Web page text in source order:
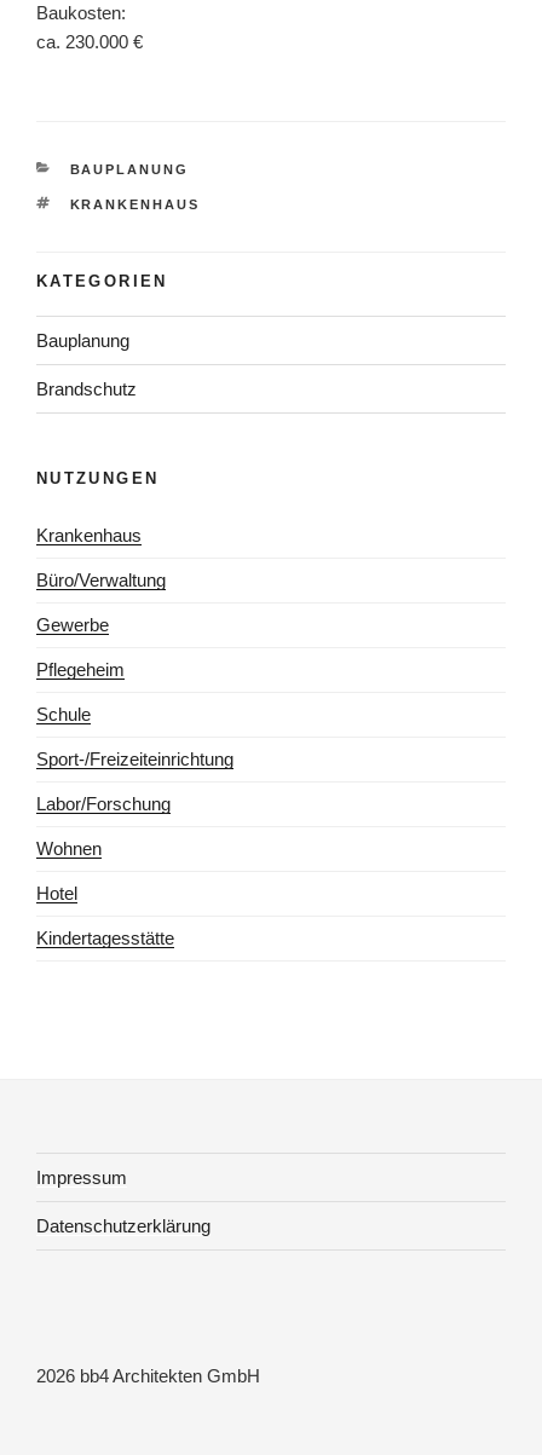
Baukosten:
ca. 230.000 €
KATEGORIEN
BAUPLANUNG
SCHLAGWÖRTER
KRANKENHAUS
KATEGORIEN
Bauplanung
Brandschutz
NUTZUNGEN
Krankenhaus
Büro/Verwaltung
Gewerbe
Pflegeheim
Schule
Sport-/Freizeiteinrichtung
Labor/Forschung
Wohnen
Hotel
Kindertagesstätte
Impressum
Datenschutzerklärung
2026 bb4 Architekten GmbH